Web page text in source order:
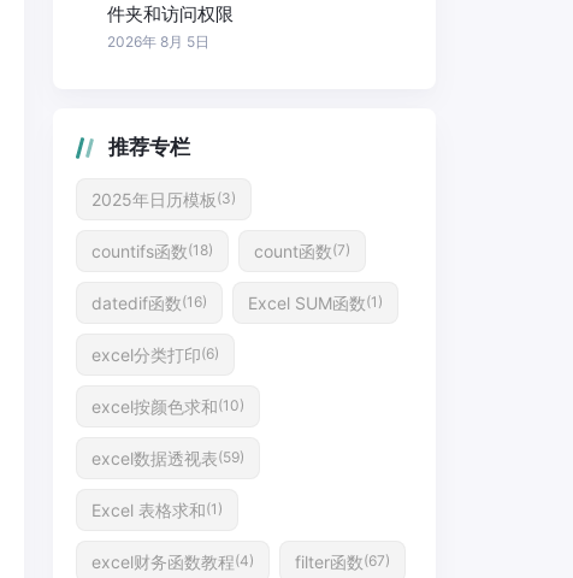
件夹和访问权限
2026年 8月 5日
推荐专栏
2025年日历模板 (3)
countifs函数(18) count函数(7)
datedif函数(16) Excel SUM函数(1)
excel分类打印(6)
excel按颜色求和(10)
excel数据透视表(59)
Excel 表格求和(1)
excel财务函数教程(4) filter函数(67)